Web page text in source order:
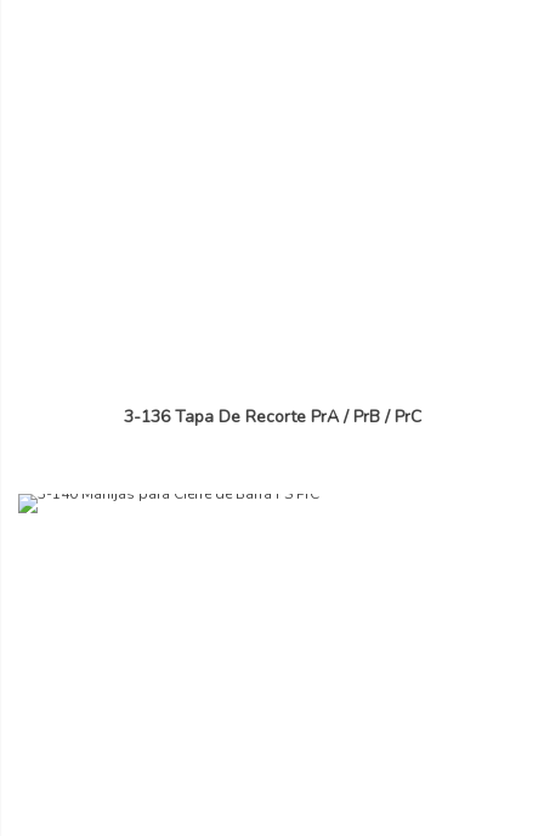
3-136 Tapa De Recorte PrA / PrB / PrC